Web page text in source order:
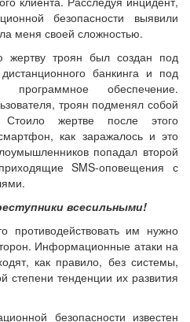
безопасности выявили
меня своей сложностью.
жертву троян был создан под
банкинга и под
программное обеспечение.
троян подменял собой
жертве после этого
как заражалось и это
попадал второй
SMS-оповещения с
всесильными!
противодействовать им нужно
Информационные атаки на
как правило, без системы,
степени тенденции их развития
безопасности известен